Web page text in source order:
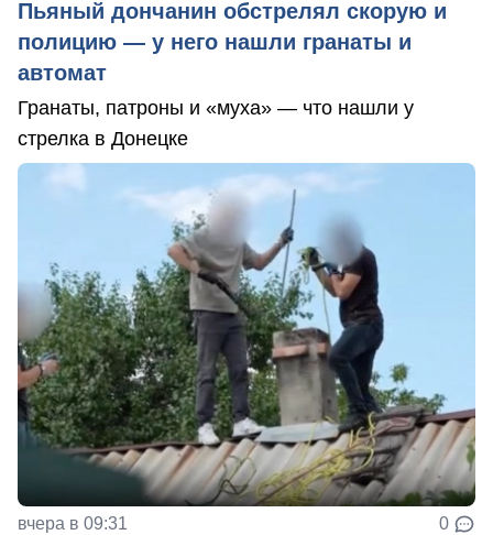
Пьяный дончанин обстрелял скорую и
полицию — у него нашли гранаты и
автомат
Гранаты, патроны и «муха» — что нашли у
стрелка в Донецке
вчера в 09:31 0